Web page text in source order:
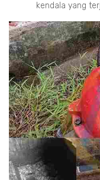
kendala yang